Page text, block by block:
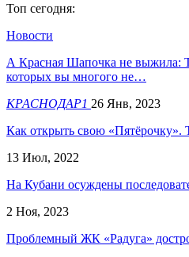
Топ сегодня:
Новости
А Красная Шапочка не выжила:
которых вы многого не…
КРАСНОДАР1 26 Янв, 2023
Как открыть свою «Пятёрочку».
13 Июл, 2022
На Кубани осуждены
2 Ноя, 2023
Проблемный ЖК «Радуга»